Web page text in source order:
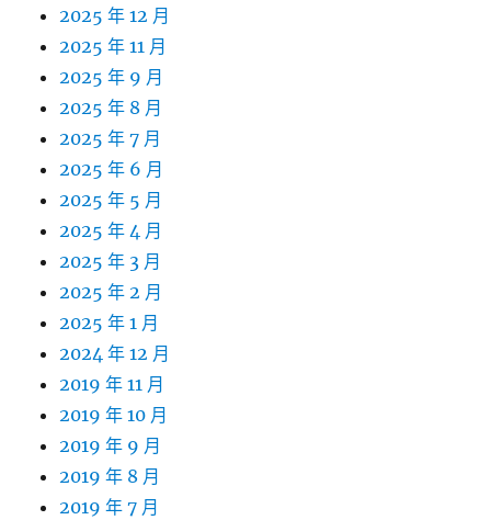
2025 年 12 月
2025 年 11 月
2025 年 9 月
2025 年 8 月
2025 年 7 月
2025 年 6 月
2025 年 5 月
2025 年 4 月
2025 年 3 月
2025 年 2 月
2025 年 1 月
2024 年 12 月
2019 年 11 月
2019 年 10 月
2019 年 9 月
2019 年 8 月
2019 年 7 月